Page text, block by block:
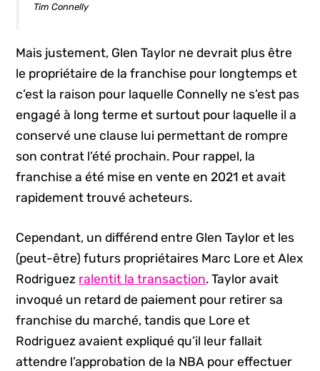
Tim Connelly
Mais justement, Glen Taylor ne devrait plus être
le propriétaire de la franchise pour longtemps et
c’est la raison pour laquelle Connelly ne s’est pas
engagé à long terme et surtout pour laquelle il a
conservé une clause lui permettant de rompre
son contrat l’été prochain. Pour rappel, la
franchise a été mise en vente en 2021 et avait
rapidement trouvé acheteurs.
Cependant, un différend entre Glen Taylor et les
(peut-être) futurs propriétaires Marc Lore et Alex
Rodriguez ralentit la transaction. Taylor avait
invoqué un retard de paiement pour retirer sa
franchise du marché, tandis que Lore et
Rodriguez avaient expliqué qu’il leur fallait
attendre l’approbation de la NBA pour effectuer